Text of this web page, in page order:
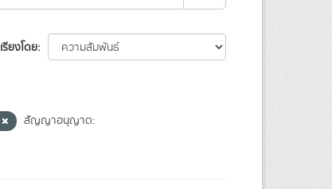
เรียงโดย
สัญญาอนุญาต: